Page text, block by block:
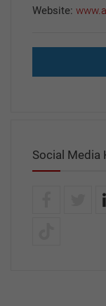
Website:
Social Media